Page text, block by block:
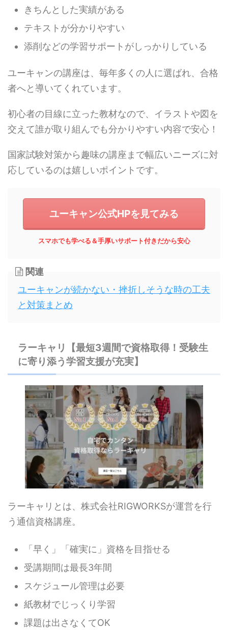
きちんとした実績がある
テキストが分かりやすい
添削などの学習サポートがしっかりしている
ユーキャンの講座は、毎年多くの人に選ばれ、合格
者へと導いてくれています。
初心者の目線に立った教材なので、イラストや図を
交えて誰が取り組んでも分かりやすい内容で安心！
国家試験対策から趣味の講座まで幅広いニーズに対
応しているのは嬉しいポイントです。
ユーキャン公式HPを見てみる
スマホでも学べる＆手厚いサポート付きだから安心
関連
ユーキャンが続かない・挫折しそうな時の工夫
と対策まとめ
ラーキャリ【最短3週間で資格取得！受験生
に寄り添う学習支援が充実】
ラーキャリとは、株式会社RIGWORKSが運営を行
う通信資格講座。
「早く」「確実に」資格を目指せる
受講期間は最長3年間
スケジュール管理は必要
紙教材でじっくり学習
課題は出さなくてOK